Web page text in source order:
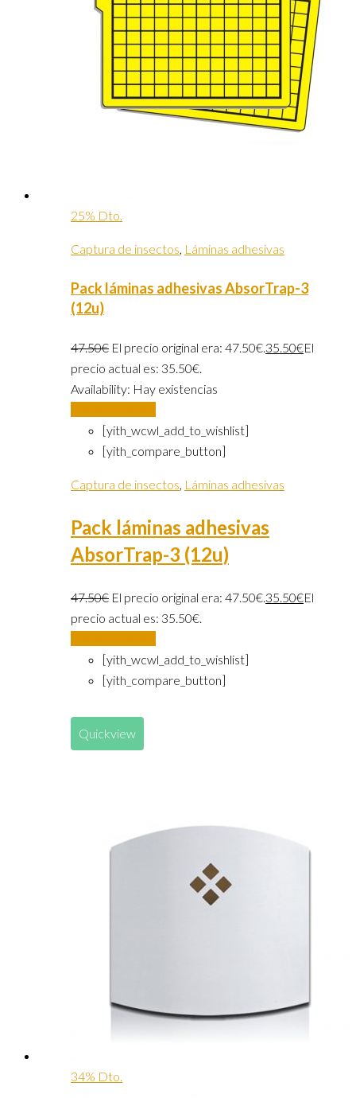
25% Dto.
Captura de insectos, Láminas adhesivas
Pack láminas adhesivas AbsorTrap-3
(12u)
47.50€ El precio original era: 47.50€.35.50€El
precio actual es: 35.50€.
Availability: Hay existencias
[yith_wcwl_add_to_wishlist]
[yith_compare_button]
Captura de insectos, Láminas adhesivas
Pack láminas adhesivas
AbsorTrap-3 (12u)
47.50€ El precio original era: 47.50€.35.50€El
precio actual es: 35.50€.
[yith_wcwl_add_to_wishlist]
[yith_compare_button]
Quickview
34% Dto.